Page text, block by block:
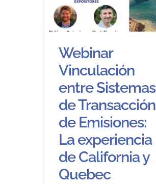
Webinar
Vinculación
entre Sistemas
de Transacción
de Emisiones:
La experiencia
de California y
Quebec